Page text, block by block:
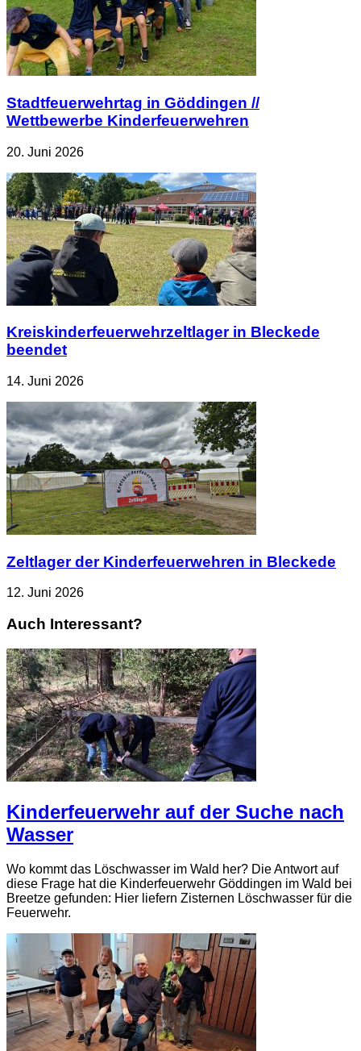
Stadtfeuerwehrtag in Göddingen //
Wettbewerbe Kinderfeuerwehren
20. Juni 2026
Kreiskinderfeuerwehrzeltlager in Bleckede
beendet
14. Juni 2026
Zeltlager der Kinderfeuerwehren in Bleckede
12. Juni 2026
Auch Interessant?
Kinderfeuerwehr auf der Suche nach
Wasser
Wo kommt das Löschwasser im Wald her? Die Antwort auf
diese Frage hat die Kinderfeuerwehr Göddingen im Wald bei
Breetze gefunden: Hier liefern Zisternen Löschwasser für die
Feuerwehr.